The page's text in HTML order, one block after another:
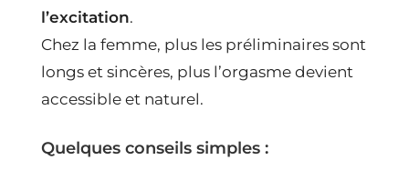
l’excitation.
Chez la femme, plus les préliminaires sont
longs et sincères, plus l’orgasme devient
accessible et naturel.
Quelques conseils simples :